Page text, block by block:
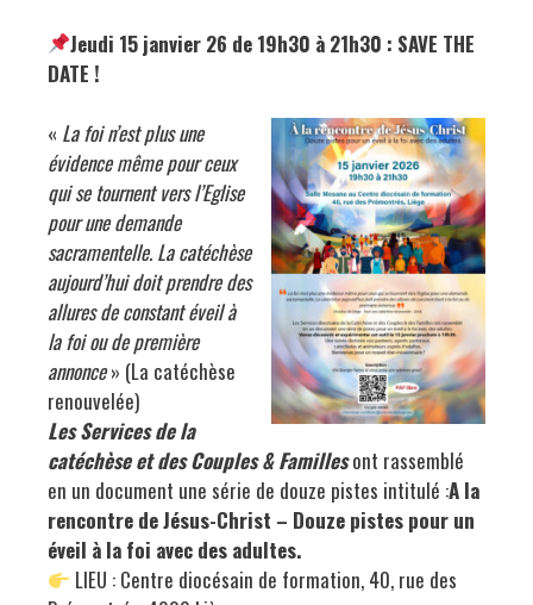
Jeudi 15 janvier 26 de 19h30 à 21h30 : SAVE THE
DATE !
« La foi n’est plus une
évidence même pour ceux
qui se tournent vers l’Eglise
pour une demande
sacramentelle. La catéchèse
aujourd’hui doit prendre des
allures de constant éveil à
la foi ou de première
annonce» (La catéchèse
renouvelée)
Les Services de la
catéchèse et des Couples & Famillesont rassemblé
en un document une série de douze pistes intitulé :A la
rencontre de Jésus-Christ – Douze pistes pour un
éveil à la foi avec des adultes.
LIEU : Centre diocésain de formation, 40, rue des